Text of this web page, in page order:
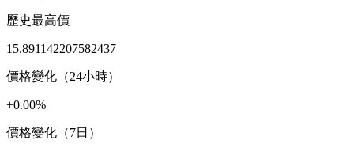
歷史最高價
15.891142207582437
價格變化（24小時）
+0.00%
價格變化（7日）